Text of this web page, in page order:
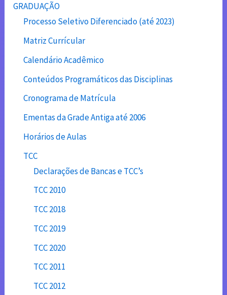
GRADUAÇÃO
Processo Seletivo Diferenciado (até 2023)
Matriz Currícular
Calendário Acadêmico
Conteúdos Programáticos das Disciplinas
Cronograma de Matrícula
Ementas da Grade Antiga até 2006
Horários de Aulas
TCC
Declarações de Bancas e TCC’s
TCC 2010
TCC 2018
TCC 2019
TCC 2020
TCC 2011
TCC 2012